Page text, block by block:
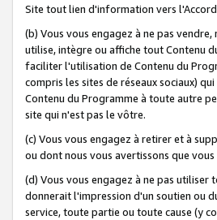
Site tout lien d'information vers
(b) Vous vous engagez à ne pas
utilise, intègre ou affiche tout Contenu
faciliter l'utilisation de Contenu du
compris les sites de réseaux sociaux)
Contenu du Programme à toute autre
site qui n'est pas le vôtre.
(c) Vous vous engagez à retirer et à
ou dont nous vous avertissons que
(d) Vous vous engagez à ne pas
donnerait l'impression d'un soutien ou
service, toute partie ou toute cause (y